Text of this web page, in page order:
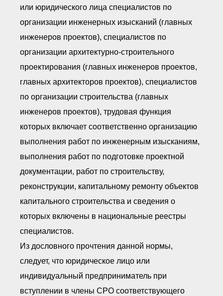
или юридического лица специалистов по
организации инженерных изысканий (главных
инженеров проектов), специалистов по
организации архитектурно-строительного
проектирования (главных инженеров проектов,
главных архитекторов проектов), специалистов
по организации строительства (главных
инженеров проектов), трудовая функция
которых включает соответственно организацию
выполнения работ по инженерным изысканиям,
выполнения работ по подготовке проектной
документации, работ по строительству,
реконструкции, капитальному ремонту объектов
капитального строительства и сведения о
которых включены в национальные реестры
специалистов.
Из дословного прочтения данной нормы,
следует, что юридическое лицо или
индивидуальный предприниматель при
вступлении в члены СРО соответствующего